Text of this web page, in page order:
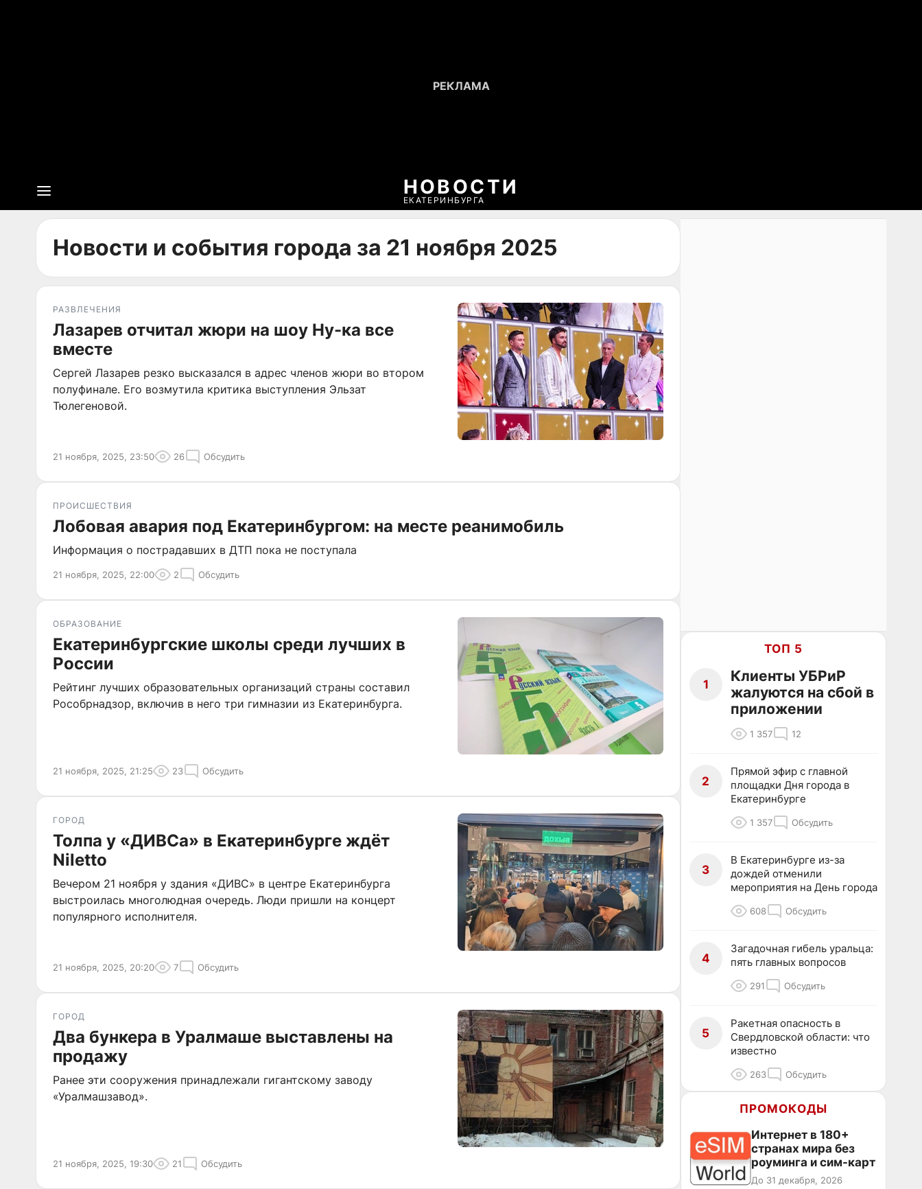
НОВОСТИ
ЕКАТЕРИНБУРГА
Новости и события города за 21 ноября 2025
РАЗВЛЕЧЕНИЯ
Лазарев отчитал жюри на шоу Ну-ка все
вместе
Сергей Лазарев резко высказался в адрес членов жюри во втором
полуфинале. Его возмутила критика выступления Эльзат
Тюлегеновой.
21 ноября, 2025, 23:50 26 Обсудить
ПРОИСШЕСТВИЯ
Лобовая авария под Екатеринбургом: на месте реанимобиль
Информация о пострадавших в ДТП пока не поступала
21 ноября, 2025, 22:00 2 Обсудить
ОБРАЗОВАНИЕ
Екатеринбургские школы среди лучших в
России
Рейтинг лучших образовательных организаций страны составил
Рособрнадзор, включив в него три гимназии из Екатеринбурга.
21 ноября, 2025, 21:25 23 Обсудить
ГОРОД
Толпа у «ДИВСа» в Екатеринбурге ждёт
Niletto
Вечером 21 ноября у здания «ДИВС» в центре Екатеринбурга
выстроилась многолюдная очередь. Люди пришли на концерт
популярного исполнителя.
21 ноября, 2025, 20:20 7 Обсудить
ГОРОД
Два бункера в Уралмаше выставлены на
продажу
Ранее эти сооружения принадлежали гигантскому заводу
«Уралмашзавод».
21 ноября, 2025, 19:30 21 Обсудить
ТОП 5
1
Клиенты УБРиР
жалуются на сбой в
приложении
1 357 12
2
Прямой эфир с главной
площадки Дня города в
Екатеринбурге
1 357 Обсудить
3
В Екатеринбурге из-за
дождей отменили
мероприятия на День города
608 Обсудить
4
Загадочная гибель уральца:
пять главных вопросов
291 Обсудить
5
Ракетная опасность в
Свердловской области: что
известно
263 Обсудить
ПРОМОКОДЫ
Интернет в 180+
странах мира без
роуминга и сим-карт
До 31 декабря, 2026